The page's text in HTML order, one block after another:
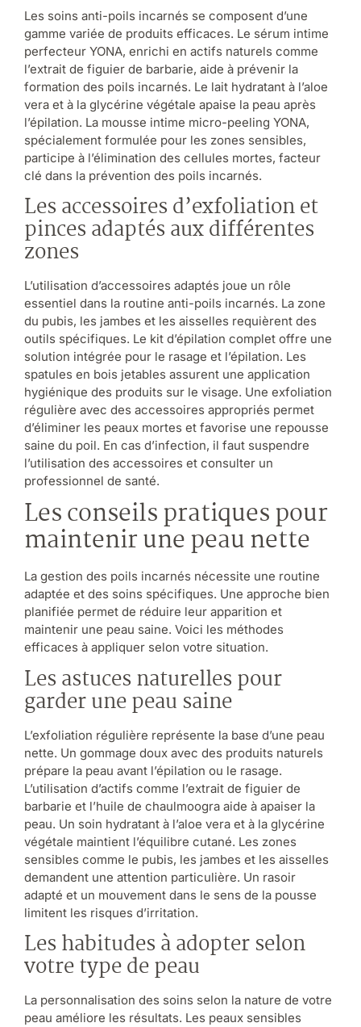
Les soins anti-poils incarnés se composent d’une
gamme variée de produits efficaces. Le sérum intime
perfecteur YONA, enrichi en actifs naturels comme
l’extrait de figuier de barbarie, aide à prévenir la
formation des poils incarnés. Le lait hydratant à l’aloe
vera et à la glycérine végétale apaise la peau après
l’épilation. La mousse intime micro-peeling YONA,
spécialement formulée pour les zones sensibles,
participe à l’élimination des cellules mortes, facteur
clé dans la prévention des poils incarnés.
Les accessoires d’exfoliation et
pinces adaptés aux différentes
zones
L’utilisation d’accessoires adaptés joue un rôle
essentiel dans la routine anti-poils incarnés. La zone
du pubis, les jambes et les aisselles requièrent des
outils spécifiques. Le kit d’épilation complet offre une
solution intégrée pour le rasage et l’épilation. Les
spatules en bois jetables assurent une application
hygiénique des produits sur le visage. Une exfoliation
régulière avec des accessoires appropriés permet
d’éliminer les peaux mortes et favorise une repousse
saine du poil. En cas d’infection, il faut suspendre
l’utilisation des accessoires et consulter un
professionnel de santé.
Les conseils pratiques pour
maintenir une peau nette
La gestion des poils incarnés nécessite une routine
adaptée et des soins spécifiques. Une approche bien
planifiée permet de réduire leur apparition et
maintenir une peau saine. Voici les méthodes
efficaces à appliquer selon votre situation.
Les astuces naturelles pour
garder une peau saine
L’exfoliation régulière représente la base d’une peau
nette. Un gommage doux avec des produits naturels
prépare la peau avant l’épilation ou le rasage.
L’utilisation d’actifs comme l’extrait de figuier de
barbarie et l’huile de chaulmoogra aide à apaiser la
peau. Un soin hydratant à l’aloe vera et à la glycérine
végétale maintient l’équilibre cutané. Les zones
sensibles comme le pubis, les jambes et les aisselles
demandent une attention particulière. Un rasoir
adapté et un mouvement dans le sens de la pousse
limitent les risques d’irritation.
Les habitudes à adopter selon
votre type de peau
La personnalisation des soins selon la nature de votre
peau améliore les résultats. Les peaux sensibles